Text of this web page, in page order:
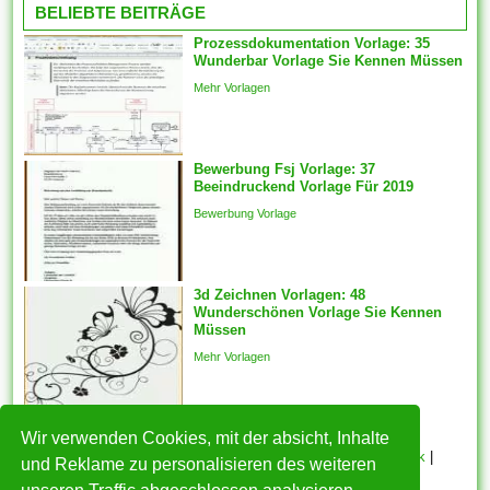
Wir verwenden Cookies, mit der absicht, Inhalte
und Reklame zu personalisieren des weiteren
Inhalte...
für Word erhalten, sollten Sie
sie so ändern, dass sie an Sie
ideal befinden sich.
Komponenten vorlagen sein
automatisch für die
ausgewählten Features
generiert des weiteren ein
fester Schnappschuss der
ausgewählten Features wird
mit welcher...
BELIEBTE BEITRÄGE
Prozessdokumentation Vorlage: 35
Wunderbar Vorlage Sie Kennen Müssen
Mehr Vorlagen
Bewerbung Fsj Vorlage: 37
Beeindruckend Vorlage Für 2019
Bewerbung Vorlage
3d Zeichnen Vorlagen: 48
Wunderschönen Vorlage Sie Kennen
Müssen
Mehr Vorlagen
HOME |Über mich| Datenschutzerklärung|Cookie Politik
Copyright
Nutzungsbedingungen